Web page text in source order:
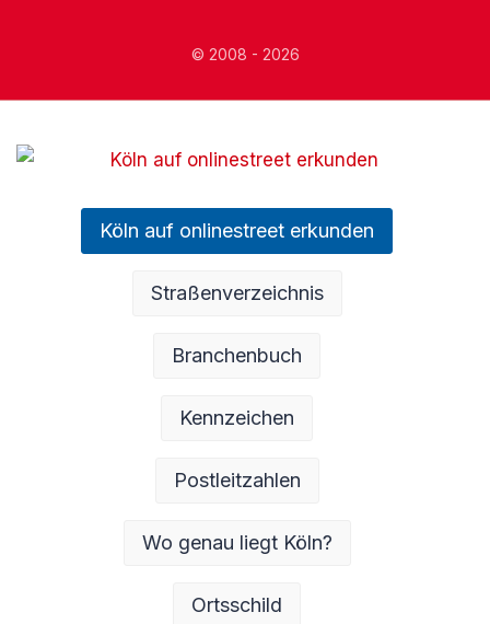
© 2008 - 2026
Köln auf onlinestreet erkunden
Straßenverzeichnis
Branchenbuch
Kennzeichen
Postleitzahlen
Wo genau liegt Köln?
Ortsschild